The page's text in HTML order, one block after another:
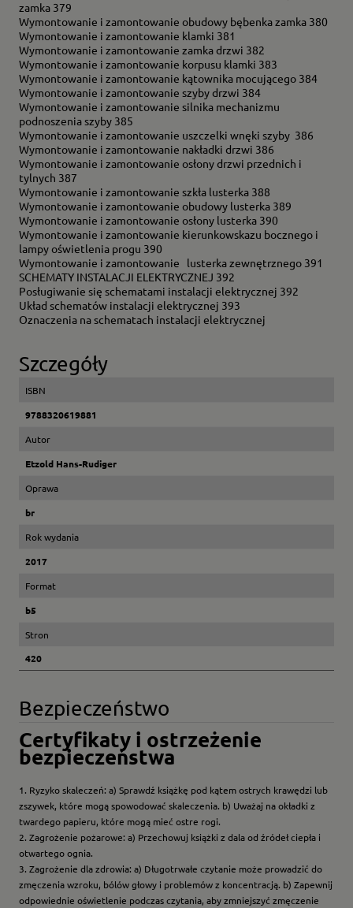
zamka 379
Wymontowanie i zamontowanie obudowy bębenka zamka 380
Wymontowanie i zamontowanie klamki 381
Wymontowanie i zamontowanie zamka drzwi 382
Wymontowanie i zamontowanie korpusu klamki 383
Wymontowanie i zamontowanie kątownika mocującego 384
Wymontowanie i zamontowanie szyby drzwi 384
Wymontowanie i zamontowanie silnika mechanizmu
podnoszenia szyby 385
Wymontowanie i zamontowanie uszczelki wnęki szyby 386
Wymontowanie i zamontowanie nakładki drzwi 386
Wymontowanie i zamontowanie osłony drzwi przednich i
tylnych 387
Wymontowanie i zamontowanie szkła lusterka 388
Wymontowanie i zamontowanie obudowy lusterka 389
Wymontowanie i zamontowanie osłony lusterka 390
Wymontowanie i zamontowanie kierunkowskazu bocznego i
lampy oświetlenia progu 390
Wymontowanie i zamontowanie lusterka zewnętrznego 391
SCHEMATY INSTALACJI ELEKTRYCZNEJ 392
Posługiwanie się schematami instalacji elektrycznej 392
Układ schematów instalacji elektrycznej 393
Oznaczenia na schematach instalacji elektrycznej
Szczegóły
ISBN
9788320619881
Autor
Etzold Hans-Rudiger
Oprawa
br
Rok wydania
2017
Format
b5
Stron
420
Bezpieczeństwo
Certyfikaty i ostrzeżenie
bezpieczeństwa
1. Ryzyko skaleczeń: a) Sprawdź książkę pod kątem ostrych krawędzi lub
zszywek, które mogą spowodować skaleczenia. b) Uważaj na okładki z
twardego papieru, które mogą mieć ostre rogi.
2. Zagrożenie pożarowe: a) Przechowuj książki z dala od źródeł ciepła i
otwartego ognia.
3. Zagrożenie dla zdrowia: a) Długotrwałe czytanie może prowadzić do
zmęczenia wzroku, bólów głowy i problemów z koncentracją. b) Zapewnij
odpowiednie oświetlenie podczas czytania, aby zmniejszyć zmęczenie